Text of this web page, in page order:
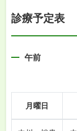
診療予定表
午前
月曜日